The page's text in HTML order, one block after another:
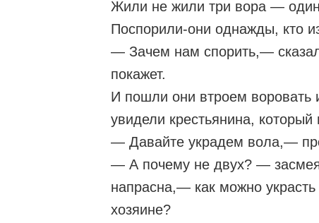
Жили не жили три вора — один
Поспорили-они однажды, кто
— Зачем нам спорить,—
покажет.
И пошли они втроем воровать
увидели крестьянина, который
— Давайте украдем вола,—
— А почему не двух? —
напрасна,— как можно
хозяине?